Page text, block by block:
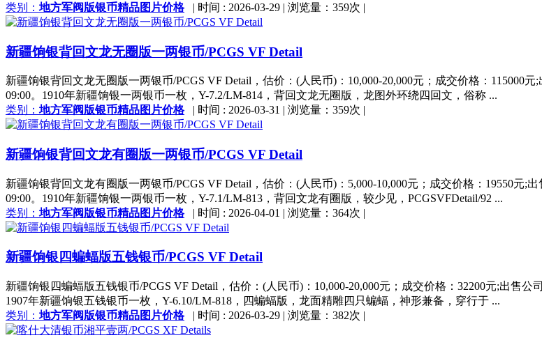
类别： 地方军阀版银币精品图片价格 | 时间 : 2026-03-29 | 浏览量：359次 |
新疆饷银背回文龙无圈版一两银币/PCGS VF Detail
新疆饷银背回文龙无圈版一两银币/PCGS VF Detail，估价：(人民币)：10,000-20,000元；成交价格：115000
09:00。1910年新疆饷银一两银币一枚，Y-7.2/LM-814，背回文龙无圈版，龙图外环绕四回文，俗称 ...
类别： 地方军阀版银币精品图片价格 | 时间 : 2026-03-31 | 浏览量：359次 |
新疆饷银背回文龙有圈版一两银币/PCGS VF Detail
新疆饷银背回文龙有圈版一两银币/PCGS VF Detail，估价：(人民币)：5,000-10,000元；成交价格：19550元;
09:00。1910年新疆饷银一两银币一枚，Y-7.1/LM-813，背回文龙有圈版，较少见，PCGSVFDetail/92 ...
类别： 地方军阀版银币精品图片价格 | 时间 : 2026-04-01 | 浏览量：364次 |
新疆饷银四蝙蝠版五钱银币/PCGS VF Detail
新疆饷银四蝙蝠版五钱银币/PCGS VF Detail，估价：(人民币)：10,000-20,000元；成交价格：32200元;出售公
1907年新疆饷银五钱银币一枚，Y-6.10/LM-818，四蝙蝠版，龙面精雕四只蝙蝠，神形兼备，穿行于 ...
类别： 地方军阀版银币精品图片价格 | 时间 : 2026-03-29 | 浏览量：382次 |